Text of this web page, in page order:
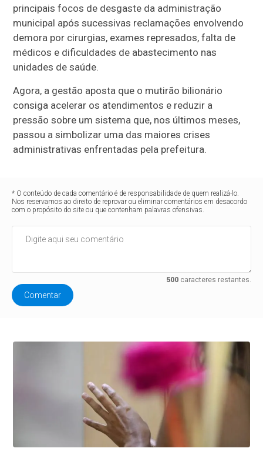
principais focos de desgaste da administração
municipal após sucessivas reclamações envolvendo
demora por cirurgias, exames represados, falta de
médicos e dificuldades de abastecimento nas
unidades de saúde.
Agora, a gestão aposta que o mutirão bilionário
consiga acelerar os atendimentos e reduzir a
pressão sobre um sistema que, nos últimos meses,
passou a simbolizar uma das maiores crises
administrativas enfrentadas pela prefeitura.
* O conteúdo de cada comentário é de responsabilidade de quem realizá-lo.
Nos reservamos ao direito de reprovar ou eliminar comentários em desacordo
com o propósito do site ou que contenham palavras ofensivas.
500caracteres restantes.
Comentar